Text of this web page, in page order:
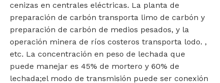
cenizas en centrales eléctricas. La planta de
preparación de carbón transporta limo de carbón y
preparación de carbón de medios pesados, y la
operación minera de ríos costeros transporta lodo. ,
etc. La concentración en peso de lechada que
puede manejar es 45% de mortero y 60% de
lechada;el modo de transmisión puede ser conexión